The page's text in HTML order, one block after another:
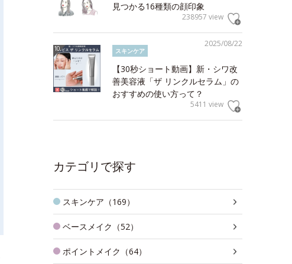
見つかる16種類の顔印象
238957 view
2025/08/22
スキンケア
【30秒ショート動画】新・シワ改
善美容液「ザ リンクルセラム」の
おすすめの使い方って？
5411 view
カテゴリで探す
スキンケア（169）
ベースメイク（52）
ポイントメイク（64）